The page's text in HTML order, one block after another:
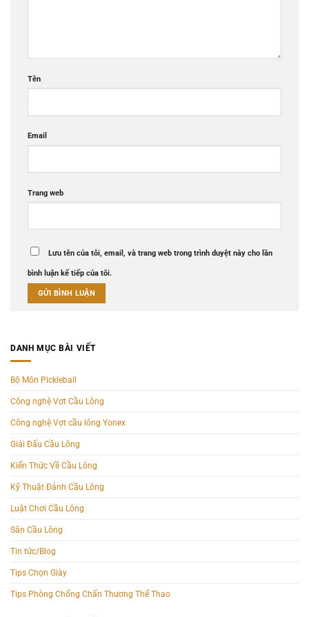
Tên
Email
Trang web
Lưu tên của tôi, email, và trang web trong trình duyệt này cho lần
bình luận kế tiếp của tôi.
DANH MỤC BÀI VIẾT
Bộ Môn Pickleball
Công nghệ Vợt Cầu Lông
Công nghệ Vợt cầu lông Yonex
Giải Đấu Cầu Lông
Kiến Thức Về Cầu Lông
Kỹ Thuật Đánh Cầu Lông
Luật Chơi Cầu Lông
Sân Cầu Lông
Tin tức/Blog
Tips Chọn Giày
Tips Phòng Chống Chấn Thương Thể Thao